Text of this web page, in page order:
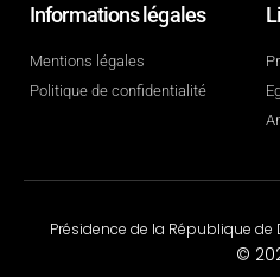
Informations légales
Mentions légales
Politique de confidentialité
Présidence de la République de
©